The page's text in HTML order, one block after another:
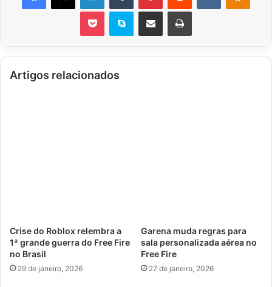
Pocket Skype Compartilhar via e-mail Imprimir
Artigos relacionados
Crise do Roblox relembra a
1ª grande guerra do Free Fire
no Brasil
29 de janeiro, 2026
Garena muda regras para
sala personalizada aérea no
Free Fire
27 de janeiro, 2026